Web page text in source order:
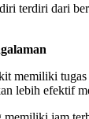
terdiri dari
memiliki
lebih efektif